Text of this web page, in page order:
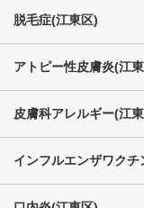
脱毛症(江東区)
アトピー性皮膚炎(江
皮膚科アレルギー(江
インフルエンザワクチ